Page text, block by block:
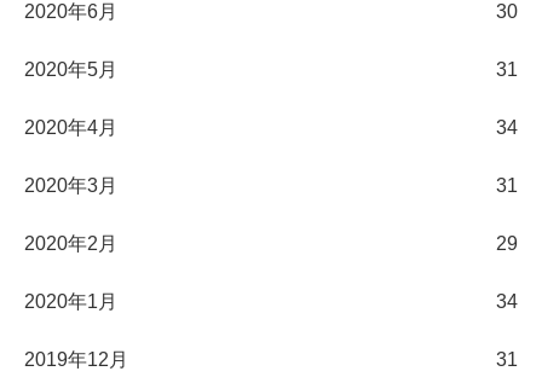
2020年6月 30
2020年5月 31
2020年4月 34
2020年3月 31
2020年2月 29
2020年1月 34
2019年12月 31